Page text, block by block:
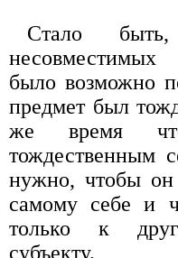
Стало
было возможно
предмет был
же время
тождественным
нужно, чтобы он
самому себе и
только к
субъекту.